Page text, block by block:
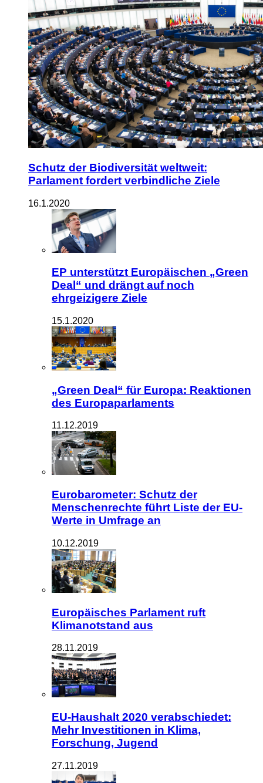
Schutz der Biodiversität weltweit:
Parlament fordert verbindliche Ziele
16.1.2020
EP unterstützt Europäischen „Green
Deal“ und drängt auf noch
ehrgeizigere Ziele
15.1.2020
„Green Deal“ für Europa: Reaktionen
des Europaparlaments
11.12.2019
Eurobarometer: Schutz der
Menschenrechte führt Liste der EU-
Werte in Umfrage an
10.12.2019
Europäisches Parlament ruft
Klimanotstand aus
28.11.2019
EU-Haushalt 2020 verabschiedet:
Mehr Investitionen in Klima,
Forschung, Jugend
27.11.2019